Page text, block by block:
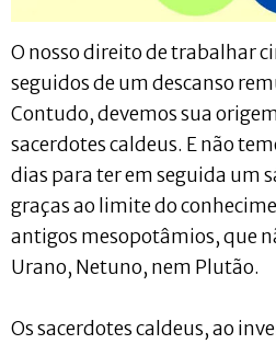
O nosso direito de trabalhar
seguidos de um descanso
Contudo, devemos sua
sacerdotes caldeus. E não
dias para ter em seguida um
graças ao limite do
antigos mesopotâmios, que
Urano, Netuno, nem Plutão.
Os sacerdotes caldeus, ao